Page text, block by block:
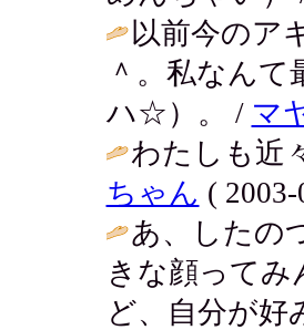
以前今のア
＾。私なん
ハ☆）。 / マ
わたしも近
ちゃん (
あ、したの
きな顔って
ど、自分が